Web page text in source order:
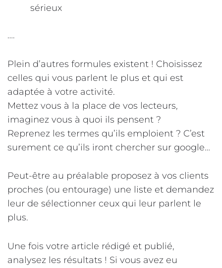
sérieux
….
Plein d’autres formules existent ! Choisissez
celles qui vous parlent le plus et qui est
adaptée à votre activité.
Mettez vous à la place de vos lecteurs,
imaginez vous à quoi ils pensent ?
Reprenez les termes qu’ils emploient ? C’est
surement ce qu’ils iront chercher sur google…
Peut-être au préalable proposez à vos clients
proches (ou entourage) une liste et demandez
leur de sélectionner ceux qui leur parlent le
plus.
Une fois votre article rédigé et publié,
analysez les résultats ! Si vous avez eu